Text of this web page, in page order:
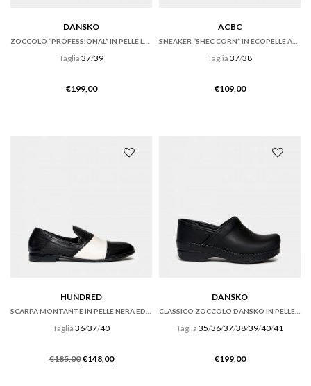
DANSKO
ZOCCOLO “PROFESSIONAL” IN PELLE LUCIDA NERA
Taglia 37/39
€199,00
ACBC
SNEAKER “SHEC CORN” IN ECOPELLE AZZURRA
Taglia 37/38
€109,00
HUNDRED
SCARPA MONTANTE IN PELLE NERA ED ECRU’
Taglia 36/37/40
€185,00 Il
€148,00Il
DANSKO
CLASSICO ZOCCOLO DANSKO IN PELLE NERO OILED.
Taglia 35/36/37/38/39/40/41
€199,00